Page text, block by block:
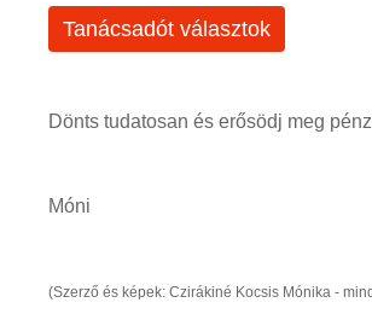
Tanácsadót választok
Dönts tudatosan és erősödj meg
Móni
(Szerző és képek: Czirákiné Kocsis Mónika -